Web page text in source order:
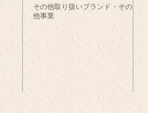
その他取り扱いブランド・その
他事業